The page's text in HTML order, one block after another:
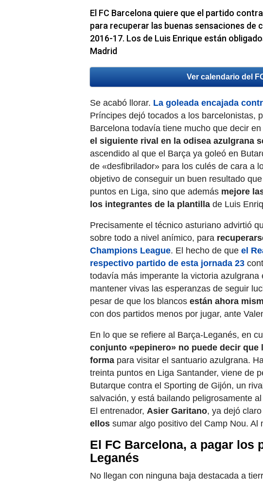
El FC Barcelona quiere que el partido
para recuperar las buenas sensaciones de
2016-17. Los de Luis Enrique están
Madrid
Ver calendario del
Se acabó llorar. La goleada encajada
Príncipes dejó tocados a los barcelonistas,
Barcelona todavía tiene mucho que decir en
el siguiente rival en la odisea azulgrana
ascendido al que el Barça ya goleó en
de «desfibrilador» para los culés de cara a
objetivo de conseguir un buen resultado
puntos en Liga, sino que además mejore
los integrantes de la plantilla de Luis
Precisamente el técnico asturiano advirtió
sobre todo a nivel anímico, para
Champions League. El hecho de que el
respectivo partido de esta jornada 23
todavía más imperante la victoria
mantener vivas las esperanzas de seguir
pesar de que los blancos están ahora
con dos partidos menos por jugar, ante
En lo que se refiere al Barça-Leganés, en
conjunto «pepinero» no puede decir que
forma para visitar el santuario azulgrana.
treinta puntos en Liga Santander, viene de
Butarque contra el Sporting de Gijón, un
salvación, y está bailando peligrosamente
El entrenador, Asier Garitano, ya dejó
ellos sumar algo positivo del Camp Nou. Al
El FC Barcelona, a pagar los
Leganés
No llegan con ninguna baja destacada a